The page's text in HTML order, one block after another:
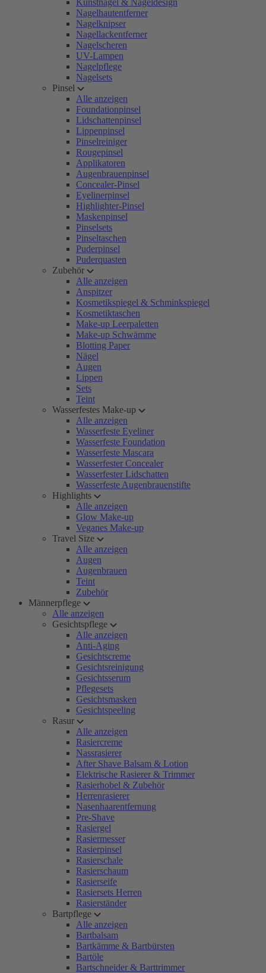
Kunstnägel & Nageldesign
Nagelhautentferner
Nagelknipser
Nagellackentferner
Nagelscheren
UV-Lampen
Nagelpflege
Nagelsets
Pinsel
Alle anzeigen
Foundationpinsel
Lidschattenpinsel
Lippenpinsel
Pinselreiniger
Rougepinsel
Applikatoren
Augenbrauenpinsel
Concealer-Pinsel
Eyelinerpinsel
Highlighter-Pinsel
Maskenpinsel
Pinselsets
Pinseltaschen
Puderpinsel
Puderquasten
Zubehör
Alle anzeigen
Anspitzer
Kosmetikspiegel & Schminkspiegel
Kosmetiktaschen
Make-up Leerpaletten
Make-up Schwämme
Blotting Paper
Nägel
Augen
Lippen
Sets
Teint
Wasserfestes Make-up
Alle anzeigen
Wasserfeste Eyeliner
Wasserfeste Foundation
Wasserfeste Mascara
Wasserfester Concealer
Wasserfester Lidschatten
Wasserfeste Augenbrauenstifte
Highlights
Alle anzeigen
Glow Make-up
Veganes Make-up
Travel Size
Alle anzeigen
Augen
Augenbrauen
Teint
Zubehör
Männerpflege
Alle anzeigen
Gesichtspflege
Alle anzeigen
Anti-Aging
Gesichtscreme
Gesichtsreinigung
Gesichtsserum
Pflegesets
Gesichtsmasken
Gesichtspeeling
Rasur
Alle anzeigen
Rasiercreme
Nassrasierer
After Shave Balsam & Lotion
Elektrische Rasierer & Trimmer
Rasierhobel & Zubehör
Herrenrasierer
Nasenhaarentfernung
Pre-Shave
Rasiergel
Rasiermesser
Rasierpinsel
Rasierschale
Rasierschaum
Rasierseife
Rasiersets Herren
Rasierständer
Bartpflege
Alle anzeigen
Bartbalsam
Bartkämme & Bartbürsten
Bartöle
Bartschneider & Barttrimmer